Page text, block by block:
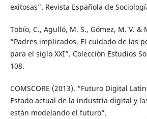
exitosas”. Revista Española de
Tobío, C., Agulló, M. S., Gómez, M. V. &
“Padres implicados. El cuidado de las
para el siglo XXI”. Colección Estudios
108.
COMSCORE (2013). “Futuro Digital
Estado actual de la industria digital y
están modelando el futuro”.